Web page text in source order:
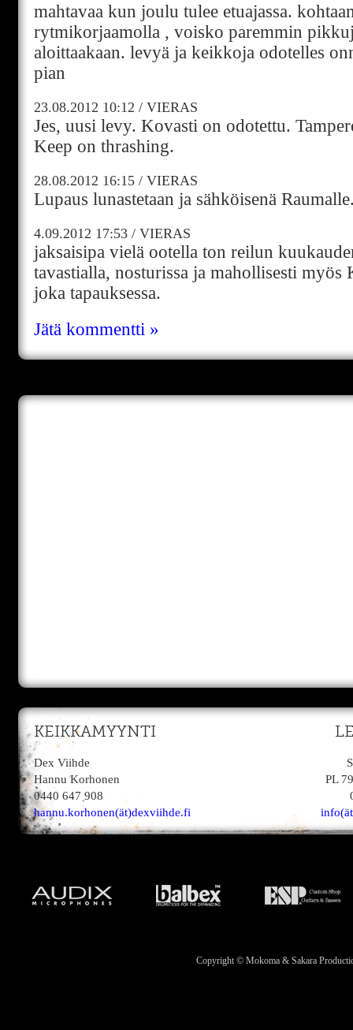
mahtavaa kun joulu tulee etuajassa.
rytmikorjaamolla , voisko paremmin
aloittaakaan. levyä ja keikkoja odotelles
pian
23.08.2012 10:12 / VIERAS
Jes, uusi levy. Kovasti on odotettu.
Keep on thrashing.
28.08.2012 16:15 / VIERAS
Lupaus lunastetaan ja sähköisenä
4.09.2012 17:53 / VIERAS
jaksaisipa vielä ootella ton reilun
tavastialla, nosturissa ja mahollisesti myös
joka tapauksessa.
Jätä kommentti »
KEIKKAMYYNTI
Dex Viihde
Hannu Korhonen
0440 647 908
hannu.korhonen(ät)dexviihde.fi
PL
Copyright © Mokoma & Sakara